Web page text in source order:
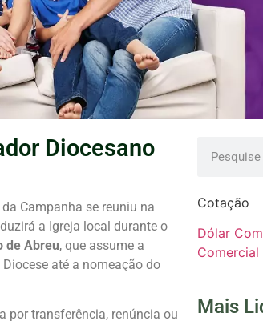
Diocesano
Campanha se reuniu na
a Igreja local durante o
de Abreu, que assume a
até a nomeação do
por transferência, renúncia ou
Cotação
Dólar
Comercial
Mais